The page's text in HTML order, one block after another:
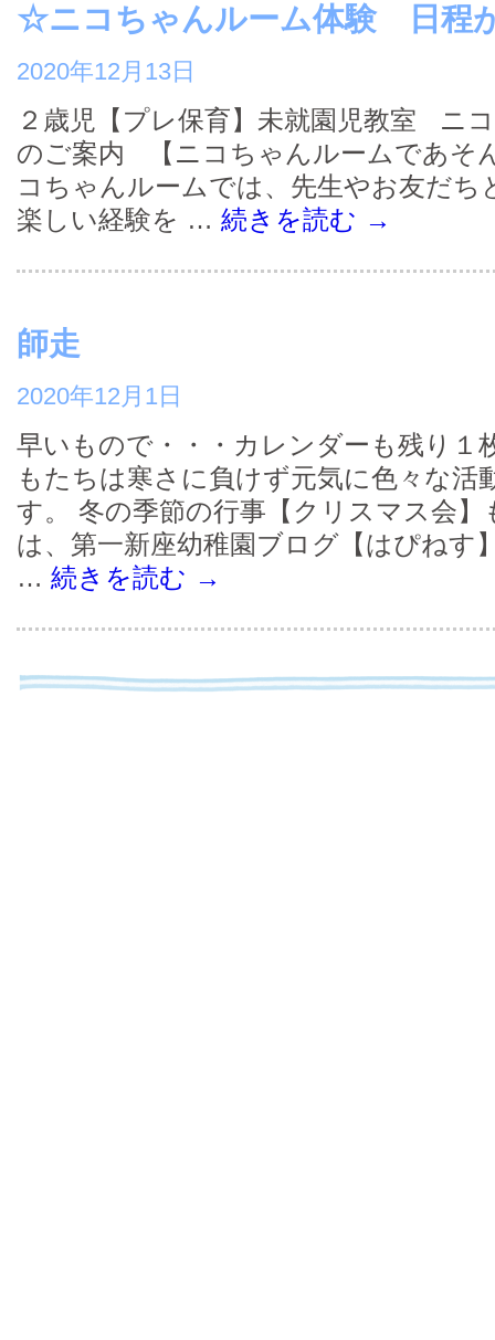
☆ニコちゃんルーム体験 日程
2020年12月13日
２歳児【プレ保育】未就園児教室 ニ
のご案内 【ニコちゃんルームであそ
コちゃんルームでは、先生やお友だち
楽しい経験を … 続きを読む →
師走
2020年12月1日
早いもので・・・カレンダーも残り１
もたちは寒さに負けず元気に色々な活
す。 冬の季節の行事【クリスマス会
は、第一新座幼稚園ブログ【はぴねす
… 続きを読む →